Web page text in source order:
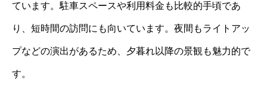
ています。駐車スペースや利用料金も比較的手頃であ
り、短時間の訪問にも向いています。夜間もライトアッ
プなどの演出があるため、夕暮れ以降の景観も魅力的で
す。